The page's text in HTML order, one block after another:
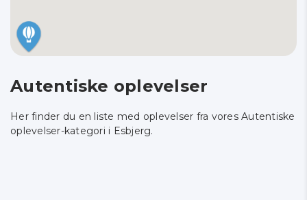
Autentiske oplevelser
Her finder du en liste med oplevelser fra vores Autentiske
oplevelser-kategori i Esbjerg.